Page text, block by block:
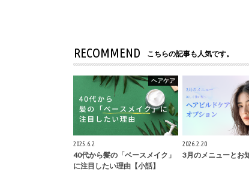
RECOMMEND こちらの記事も人気です。
ヘアケア
2025.6.2
40代から髪の「ベースメイク」
に注目したい理由【小話】
2026.2.20
3月のメニューとお